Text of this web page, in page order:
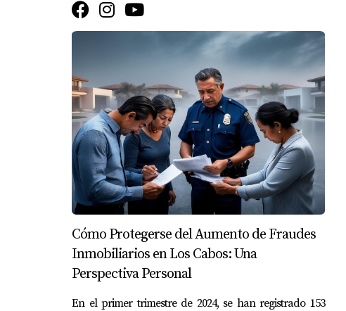
Cómo Protegerse del Aumento de Fraudes
Inmobiliarios en Los Cabos: Una
Perspectiva Personal
En el primer trimestre de 2024, se han registrado 153